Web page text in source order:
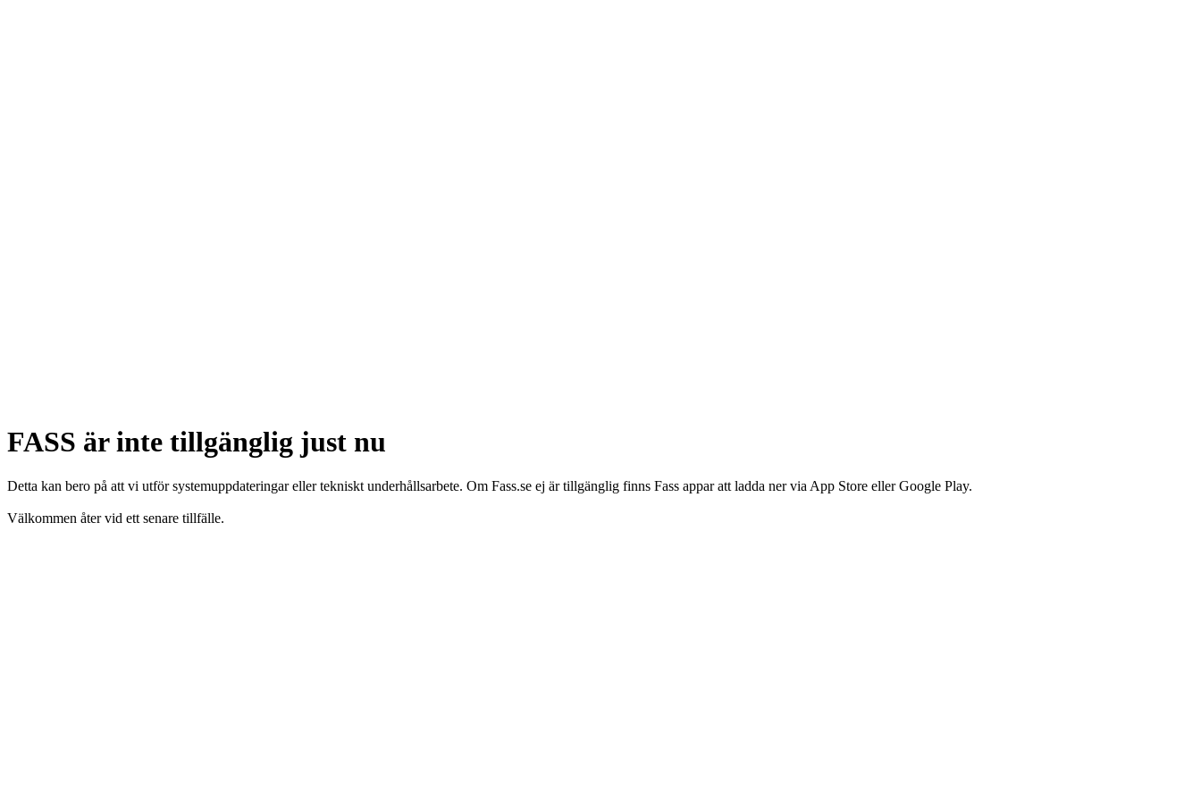
FASS är inte tillgänglig just nu
Detta kan bero på att vi utför systemuppdateringar eller tekniskt underhållsarbete. Om Fass.se ej är tillgänglig finns Fass appar att ladda ner via App Store eller Google Play.
Välkommen åter vid ett senare tillfälle.